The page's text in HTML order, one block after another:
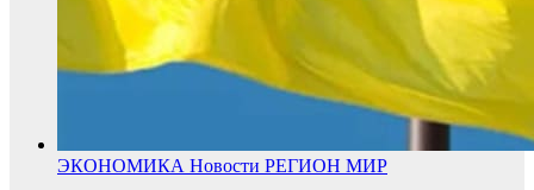
ЭКОНОМИКА Новости РЕГИОН МИР